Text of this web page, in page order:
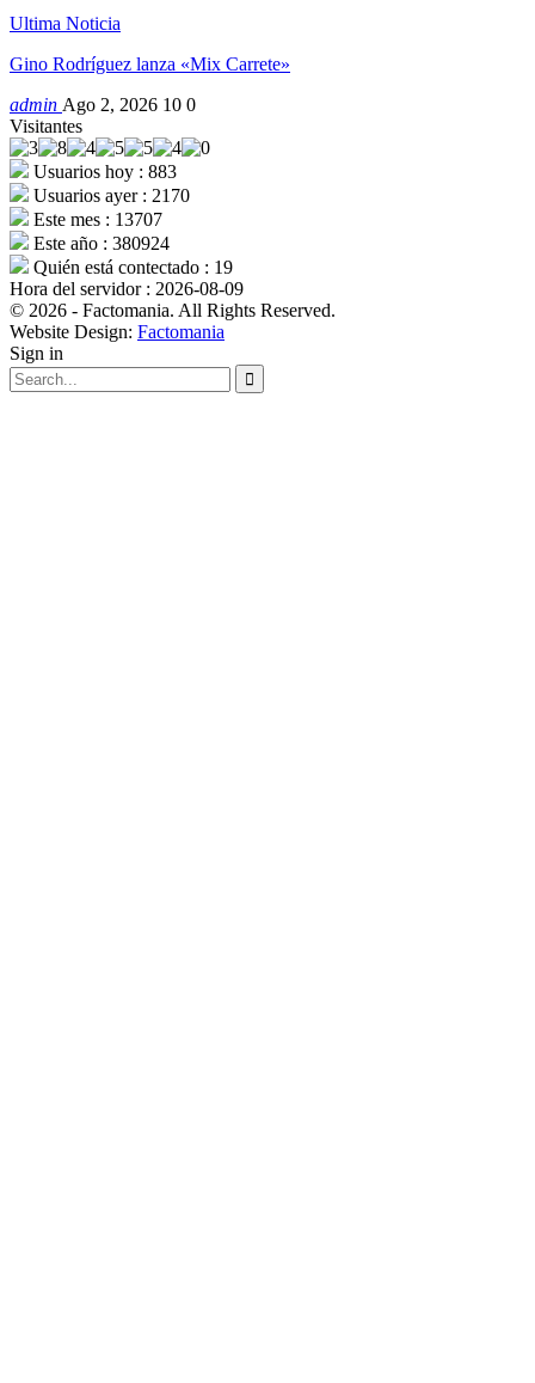
Ultima Noticia
Gino Rodríguez lanza «Mix Carrete»
admin Ago 2, 2026 10 0
Visitantes
Usuarios hoy : 883
Usuarios ayer : 2170
Este mes : 13707
Este año : 380924
Quién está contectado : 19
Hora del servidor : 2026-08-09
© 2026 - Factomania. All Rights Reserved.
Website Design: Factomania
Sign in